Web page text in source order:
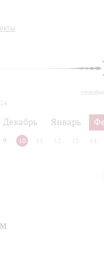
Декабрь Январь
9 10 12 13 14